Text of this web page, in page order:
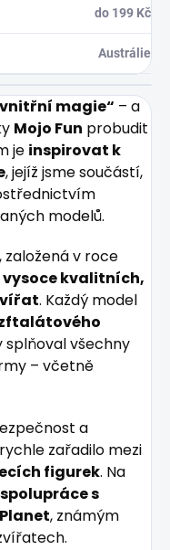
do 199 Kč
Austrálie
magie“ – a
Mojo Fun probudit
je inspirovat k
, jejíž jsme součástí,
modelů.
, založená v roce
vysoce kvalitních,
. Každý model
všechny
– včetně
a
zařadilo mezi
figurek. Na
spolupráce s
, známým